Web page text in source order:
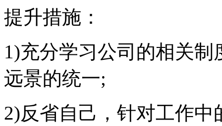
提升措施：
1)充分学习公司的相关
远景的统一;
2)反省自己，针对工作中